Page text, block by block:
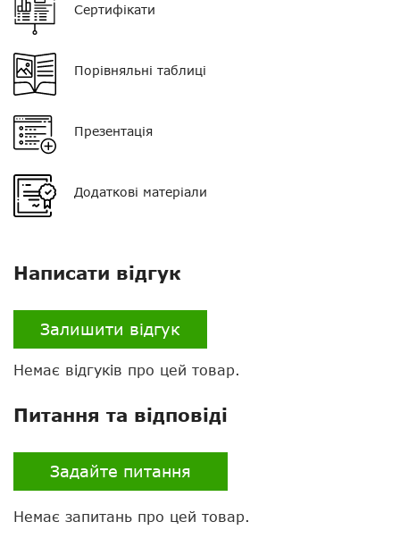
Тип мікрофона
Роз'єм
Сертифікати
Порівняльні таблиці
Презентація
Додаткові матеріали
Написати відгук
Залишити відгук
Немає відгуків про цей товар.
Питання та відповіді
Задайте питання
Немає запитань про цей товар.